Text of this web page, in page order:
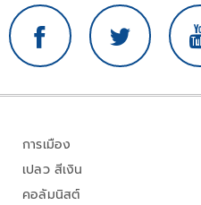
การเมือง
เปลว สีเงิน
คอลัมนิสต์